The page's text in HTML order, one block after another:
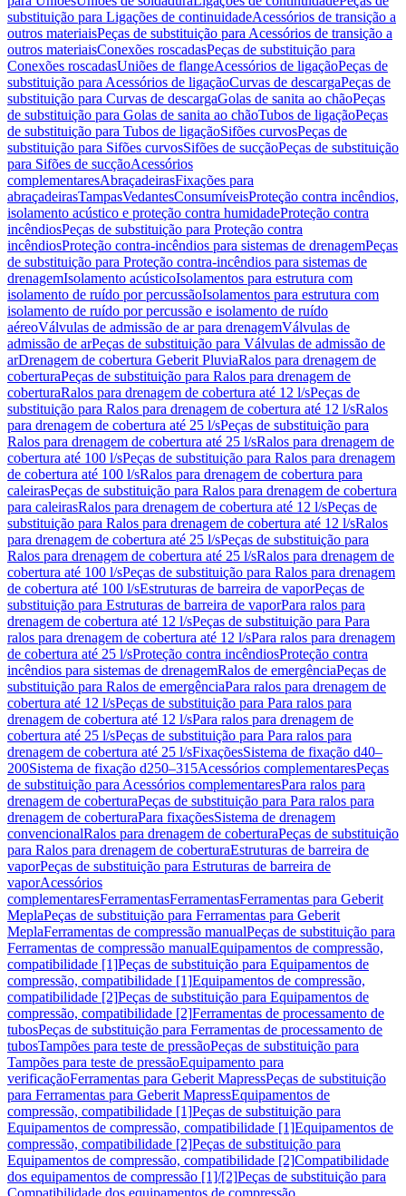
substituição para Ligações de continuidadeAcessórios de transição a
outros materiaisPeças de substituição para Acessórios de transição a
outros materiaisConexões roscadasPeças de substituição para
Conexões roscadasUniões de flangeAcessórios de ligaçãoPeças de
substituição para Acessórios de ligaçãoCurvas de descargaPeças de
substituição para Curvas de descargaGolas de sanita ao chãoPeças
de substituição para Golas de sanita ao chãoTubos de ligaçãoPeças
de substituição para Tubos de ligaçãoSifões curvosPeças de
substituição para Sifões curvosSifões de sucçãoPeças de substituição
para Sifões de sucçãoAcessórios
complementaresAbraçadeirasFixações para
abraçadeirasTampasVedantesConsumíveisProteção contra incêndios,
isolamento acústico e proteção contra humidadeProteção contra
incêndiosPeças de substituição para Proteção contra
incêndiosProteção contra-incêndios para sistemas de drenagemPeças
de substituição para Proteção contra-incêndios para sistemas de
drenagemIsolamento acústicoIsolamentos para estrutura com
isolamento de ruído por percussãoIsolamentos para estrutura com
isolamento de ruído por percussão e isolamento de ruído
aéreoVálvulas de admissão de ar para drenagemVálvulas de
admissão de arPeças de substituição para Válvulas de admissão de
arDrenagem de cobertura Geberit PluviaRalos para drenagem de
coberturaPeças de substituição para Ralos para drenagem de
coberturaRalos para drenagem de cobertura até 12 l/sPeças de
substituição para Ralos para drenagem de cobertura até 12 l/sRalos
para drenagem de cobertura até 25 l/sPeças de substituição para
Ralos para drenagem de cobertura até 25 l/sRalos para drenagem de
cobertura até 100 l/sPeças de substituição para Ralos para drenagem
de cobertura até 100 l/sRalos para drenagem de cobertura para
caleirasPeças de substituição para Ralos para drenagem de cobertura
para caleirasRalos para drenagem de cobertura até 12 l/sPeças de
substituição para Ralos para drenagem de cobertura até 12 l/sRalos
para drenagem de cobertura até 25 l/sPeças de substituição para
Ralos para drenagem de cobertura até 25 l/sRalos para drenagem de
cobertura até 100 l/sPeças de substituição para Ralos para drenagem
de cobertura até 100 l/sEstruturas de barreira de vaporPeças de
substituição para Estruturas de barreira de vaporPara ralos para
drenagem de cobertura até 12 l/sPeças de substituição para Para
ralos para drenagem de cobertura até 12 l/sPara ralos para drenagem
de cobertura até 25 l/sProteção contra incêndiosProteção contra
incêndios para sistemas de drenagemRalos de emergênciaPeças de
substituição para Ralos de emergênciaPara ralos para drenagem de
cobertura até 12 l/sPeças de substituição para Para ralos para
drenagem de cobertura até 12 l/sPara ralos para drenagem de
cobertura até 25 l/sPeças de substituição para Para ralos para
drenagem de cobertura até 25 l/sFixaçõesSistema de fixação d40–
200Sistema de fixação d250–315Acessórios complementaresPeças
de substituição para Acessórios complementaresPara ralos para
drenagem de coberturaPeças de substituição para Para ralos para
drenagem de coberturaPara fixaçõesSistema de drenagem
convencionalRalos para drenagem de coberturaPeças de substituição
para Ralos para drenagem de coberturaEstruturas de barreira de
vaporPeças de substituição para Estruturas de barreira de
vaporAcessórios
complementaresFerramentasFerramentasFerramentas para Geberit
MeplaPeças de substituição para Ferramentas para Geberit
MeplaFerramentas de compressão manualPeças de substituição para
Ferramentas de compressão manualEquipamentos de compressão,
compatibilidade [1]Peças de substituição para Equipamentos de
compressão, compatibilidade [1]Equipamentos de compressão,
compatibilidade [2]Peças de substituição para Equipamentos de
compressão, compatibilidade [2]Ferramentas de processamento de
tubosPeças de substituição para Ferramentas de processamento de
tubosTampões para teste de pressãoPeças de substituição para
Tampões para teste de pressãoEquipamento para
verificaçãoFerramentas para Geberit MapressPeças de substituição
para Ferramentas para Geberit MapressEquipamentos de
compressão, compatibilidade [1]Peças de substituição para
Equipamentos de compressão, compatibilidade [1]Equipamentos de
compressão, compatibilidade [2]Peças de substituição para
Equipamentos de compressão, compatibilidade [2]Compatibilidade
dos equipamentos de compressão [1]/[2]Peças de substituição para
Compatibilidade dos equipamentos de compressão